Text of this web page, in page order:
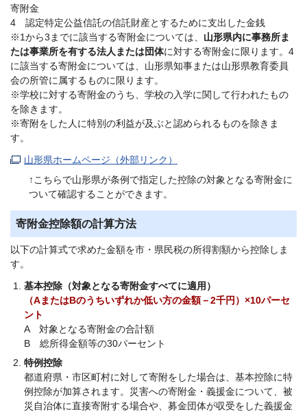
寄附金
4 認定特定公益信託の信託財産とするために支出した金銭
※1から3までに該当する寄附金については、 山形県内に事務所ま
たは事業所を有する法人または団体に対する寄附金に限ります。4
に該当する寄附金については、山形県知事または山形県教育委員
会の所管に属するものに限ります。
※学校に対する寄附金のうち、学校の入学に関して行われたもの
を除きます。
※寄附をした人に特別の利益が及ぶと認められるものを除きま
す。
山形県ホームページ（外部リンク）
↑こちらで山形県が条例で指定した控除の対象となる寄附金に
ついて確認することができます。
寄附金控除額の計算方法
以下の計算式で求めた金額を市・県民税の所得割額から控除しま
す。
基本控除（対象となる寄附金すべてに適用）
（AまたはBのうちいずれか低い方の金額－2千円）×10パーセ
ント
A 対象となる寄附金の合計額
B 総所得金額等の30パーセント
特例控除
都道府県・市区町村に対して寄附をした場合は、基本控除に特
例控除が加算されます。災害への寄附金・義援金について、被
災自治体に直接寄附する場合や、募金団体が収受をした義援金